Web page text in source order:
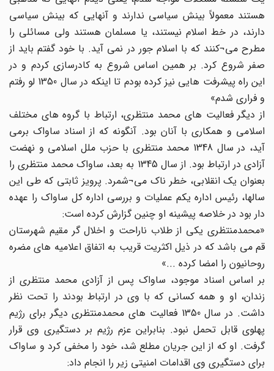
هستند معمولاً بینش سیاسی ندارند و آنهایی که بینش سیاسی
دارند، در خط اسلام نیستند، یا مسلمان هستند ولی مسائلی را
مطرح می¬کنند که با اسلام جور در نمی آید. با خود گفتم باید از
صفر شروع کرد. بر همین اساس شروع به کادرسازی کردم و در
این راه پیشرفت هایی نیز کرده بودم تا اینکه در سال 1350 لو رفتم
و فراری شدم»
از دیگر فعالیت های محمد منتظری، ارتباط با گروه های مختلف
اسلامی و همکاری با آنان بود. آنگونه که از اسناد ساواک بر‌می
آید، در سال 1348 محمد منتظری با حزب ملل اسلامی و نهضت
آزادی در ارتباط بود. از سال 1345 به بعد، ساواک محمد منتظری را
بعنوان یک انقلابی، خطر ناک می¬شمرد. پرویز ثابتی که طی این
سالها، رئیس اداره یکم عملیات و بررسی اداره کل ساواک را عهده
دار بود در خلاصه پیشینه او چنین گزارش کرده است:
«محمدمنتظری یکی از طلاب ناراحت و اخلال گر مقیم شهرستان
قم می باشد که در ذیل اکثریت قریب به اتفاق اعلامیه های مضره
روحانیون را امضا کرده ...»
بر اساس اسناد موجود، ساواک پس از آزادی محمد منتظری از
زندان، او و همه کسانی که با وی در ارتباط بودند را تحت نظر
داشت. در سال 1350 فعالیت های محمدمنتظری دیگر برای رژیم
پهلوی قابل تحمل نبود. بنابراین عزم رژیم بر دستگیری وی قرار
گرفت. او که از این جریان مطلع شد، خود را مخفی کرد و ساواک
برای دستگیری وی اقدامات امنیتی زیر را انجام داد: